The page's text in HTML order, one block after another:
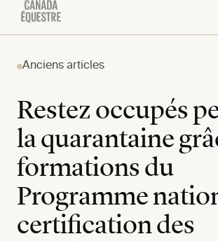
Anciens articles
Restez occupés
la quarantaine
formations du
Programme
certification des